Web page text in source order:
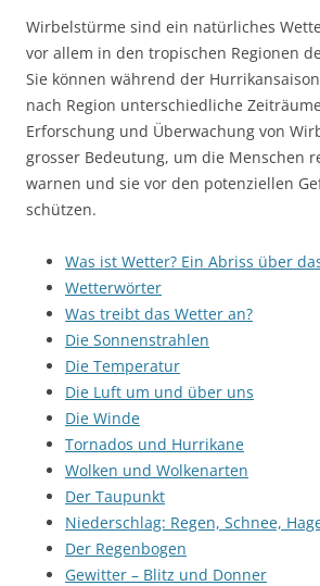
Wirbelstürme sind ein natürliches
vor allem in den tropischen Regionen
Sie können während der
nach Region unterschiedliche
Erforschung und Überwachung von
grosser Bedeutung, um die Menschen
warnen und sie vor den potenziellen
schützen.
Was ist Wetter? Ein Abriss über
Wetterwörter
Was treibt das Wetter an?
Die Sonnenstrahlen
Die Temperatur
Die Luft um und über uns
Die Winde
Tornados und Hurrikane
Wolken und Wolkenarten
Der Taupunkt
Niederschlag: Regen, Schnee,
Der Regenbogen
Gewitter – Blitz und Donner